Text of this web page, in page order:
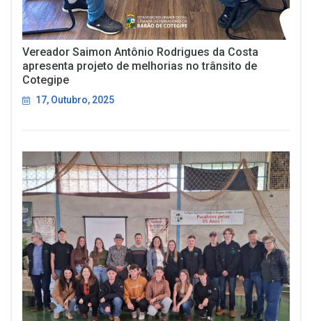
Vereador Saimon Antônio Rodrigues da Costa
apresenta projeto de melhorias no trânsito de
Cotegipe
17, Outubro, 2025